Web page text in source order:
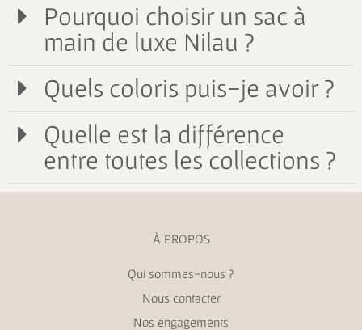
Pourquoi choisir un sac à
main de luxe Nilau ?
Quels coloris puis-je avoir ?
Quelle est la différence
entre toutes les collections ?
À PROPOS
Qui sommes-nous ?
Nous contacter
Nos engagements